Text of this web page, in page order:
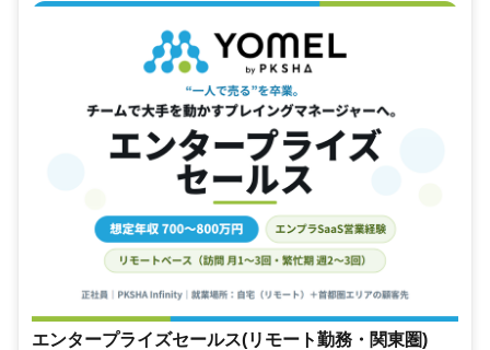
エンタープライズセールス(リモート勤務・関東圏)